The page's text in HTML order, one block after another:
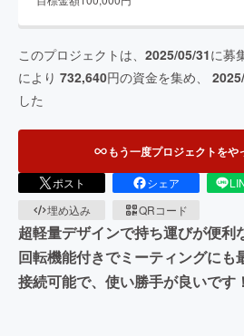
このプロジェクトは、 2025/05/31に募
により 732,640円の資金を集め、
した
もう一度プロジェクトをや
ポスト シェア
埋め込み
QRコード
超軽量デザインで持ち運びが便利
回転機能付きでミーティングにも
接続可能で、使い勝手が良いです！